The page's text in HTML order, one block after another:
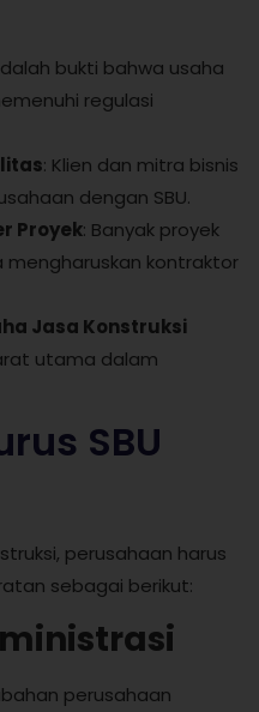
bukti bahwa usaha
regulasi
: Klien dan mitra bisnis
dengan SBU.
Proyek: Banyak proyek
kontraktor
Jasa Konstruksi
utama dalam
SBU
perusahaan harus
sebagai berikut:
perusahaan